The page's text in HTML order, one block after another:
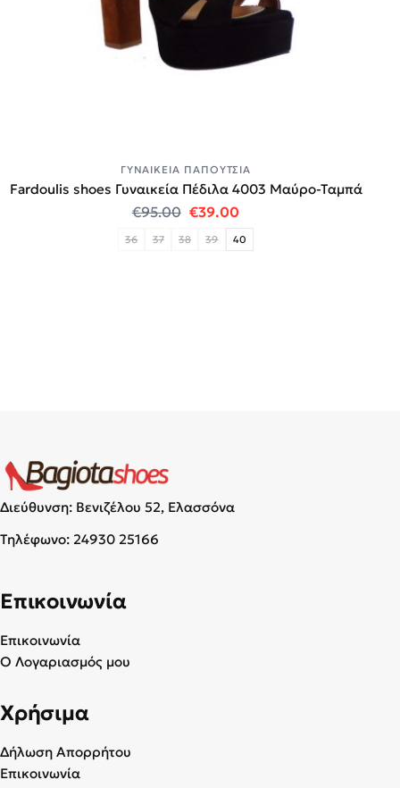
ΓΥΝΑΙΚΕΊΑ ΠΑΠΟΎΤΣΙΑ
Fardoulis shoes Γυναικεία Πέδιλα 4003 Μαύρο-Ταμπά
€95.00 Original price was: €95.00.
€39.00Η τρέχουσα τιμή
36 37 38 39 40
Διεύθυνση: Βενιζέλου 52, Ελασσόνα
Τηλέφωνο: 24930 25166
Επικοινωνία
Επικοινωνία
Ο Λογαριασμός μου
Χρήσιμα
Δήλωση Απορρήτου
Επικοινωνία